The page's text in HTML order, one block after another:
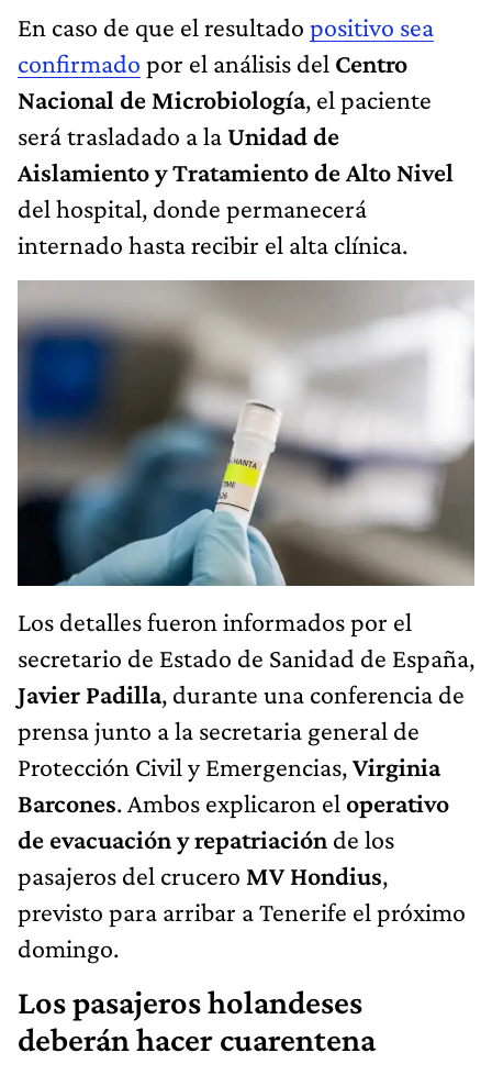
En caso de que el resultado positivo sea
confirmado por el análisis del Centro
Nacional de Microbiología, el paciente
será trasladado a laUnidad de
Aislamiento y Tratamiento de Alto Nivel
del hospital, donde permanecerá
internado hasta recibir el alta clínica.
Los detalles fueron informados por el
secretario de Estado de Sanidad de España,
Javier Padilla, durante una conferencia de
prensa junto a la secretaria general de
Protección Civil y Emergencias,Virginia
Barcones. Ambos explicaron el operativo
de evacuación y repatriación de los
pasajeros del crucero MV Hondius,
previsto para arribar a Tenerife el próximo
domingo.
Los pasajeros holandeses
deberán hacer cuarentena